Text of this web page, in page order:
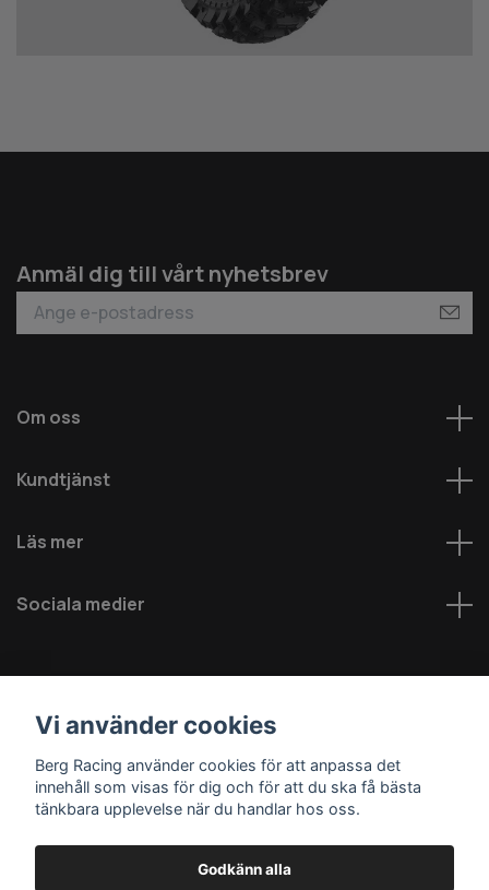
Anmäl dig till vårt nyhetsbrev
Om oss
Kundtjänst
Läs mer
Sociala medier
© 2026 Berg MC AB - Alla rättigheter reserverade
Vi använder cookies
Berg Racing använder cookies för att anpassa det
innehåll som visas för dig och för att du ska få bästa
tänkbara upplevelse när du handlar hos oss.
Godkänn alla